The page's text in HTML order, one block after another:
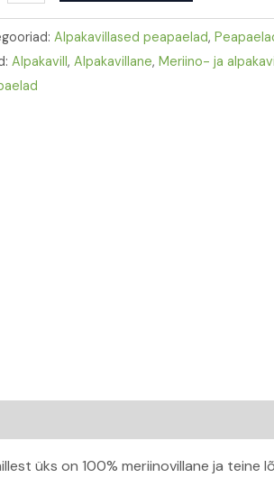
Alpakavillased peapaelad,
Alpakavill,Alpakavillane,Meriino- ja
üks on 100% meriinovillane ja teine